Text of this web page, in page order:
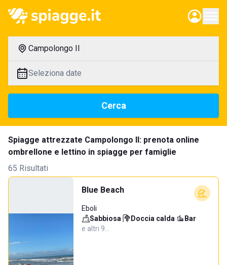
Campolongo II
Seleziona date
Cerca
Spiagge attrezzate Campolongo II: prenota online
ombrellone e lettino in spiagge per famiglie
65 Risultati
Blue Beach
Eboli
Sabbiosa· Doccia calda· Bar·
e altri 9…